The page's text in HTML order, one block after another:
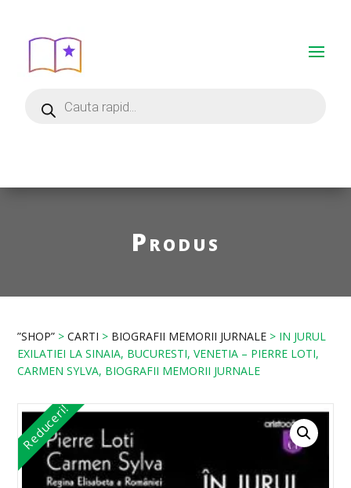
Produs
”SHOP” >CARTI > BIOGRAFII MEMORII JURNALE > IN JURUL
EXILATIEI LA SINAIA, BUCURESTI, VENETIA – PIERRE LOTI,
CARMEN SYLVA, BIOGRAFII MEMORII JURNALE
Reduceri!